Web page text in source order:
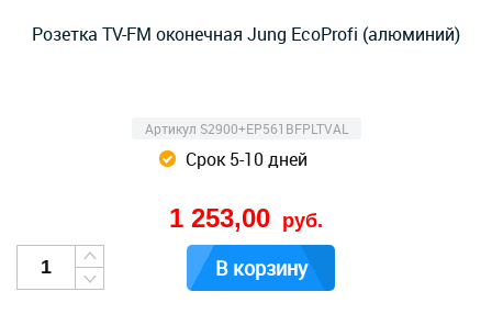
Розетка TV-FM оконечная Jung EcoProfi (алюминий)
Артикул S2900+EP561BFPLTVAL
Срок 5-10 дней
1 253,00 руб.
В корзину